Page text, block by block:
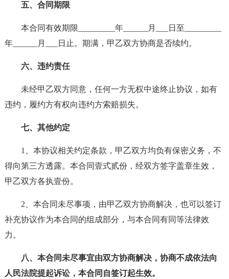
五、合同期限
本合同有效期限_________年______月___日至_________
年______月___日止。期满，甲乙双方协商是否续约。
六、违约责任
未经甲乙双方同意，任何一方无权中途终止协议，如有
违约，履约方有权向违约方索赔损失。
七、其他约定
1、本协议相关约定条款，甲乙双方均负有保密义务，不
得向第三方透露。本合同壹式贰份，经双方签字盖章生效，
甲乙双方各执壹份。
2、本合同未尽事项，由甲乙双方协商解决，也可以签订
补充协议作为本合同的组成部分，与本合同有同等法律效
力。
八、本合同未尽事宜由双方协商解决，协商不成依法向
人民法院提起诉讼，本合同自签订起生效。